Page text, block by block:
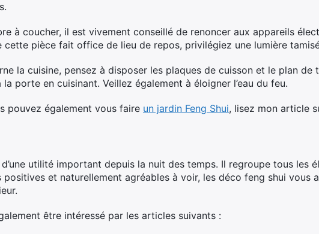
à coucher, il est vivement conseillé de renoncer aux appareils
cette pièce fait office de lieu de repos, privilégiez une lumière
la cuisine, pensez à disposer les plaques de cuisson et le plan de
porte en cuisinant. Veillez également à éloigner l’eau du feu.
pouvez également vous faire un jardin Feng Shui, lisez mon article
utilité important depuis la nuit des temps. Il regroupe tous les
positives et naturellement agréables à voir, les déco feng shui
être intéressé par les articles suivants :